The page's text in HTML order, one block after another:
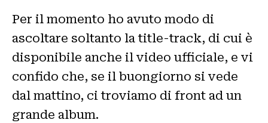
Per il momento ho avuto modo di
ascoltare soltanto la title-track, di cui è
disponibile anche il video ufficiale, e vi
confido che, se il buongiorno si vede
dal mattino, ci troviamo di front ad un
grande album.